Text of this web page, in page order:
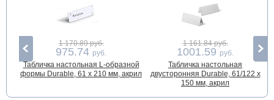
1 170.89 руб.
975.74 руб.
Табличка настольная L-образной
формы Durable, 61 x 210 мм, акрил
1 161.84 руб.
1001.59 руб.
Табличка настольная
двусторонняя Durable, 61/122 x
150 мм, акрил